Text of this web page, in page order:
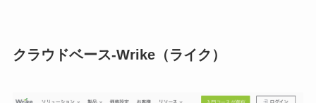
ロジェクトです。特
バーが参加するプロジ
クラウドベース-Wrike（ライク）